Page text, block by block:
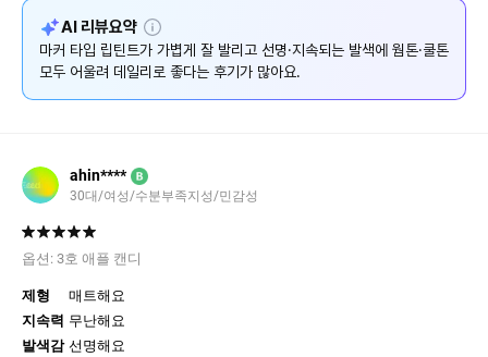
AI 리뷰요약 설
명
마커 타입 립틴트가 가볍게 잘 발리고 선명·지속되는 발색에 웜톤·쿨톤
모두 어울려 데일리로 좋다는 후기가 많아요.
ahin**** B
30대/여성/수분부족지성/민감성
옵션: 3호 애플 캔디
제형
매트해요
지속력 무난해요
발색감 선명해요